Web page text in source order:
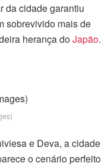
da cidade garantiu
sobrevivido mais de
herança doJapão.
e Deva, a cidade
o cenário perfeito